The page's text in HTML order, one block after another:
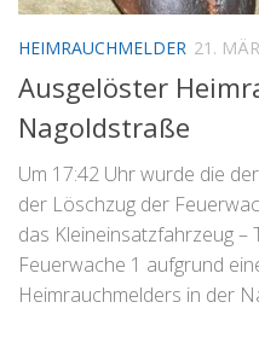
HEIMRAUCHMELDER 21.
Ausgelöster
Nagoldstraße
Um 17:42 Uhr wurde die
der Löschzug der
das Kleineinsatzfahrzeug –
Feuerwache 1 aufgrund
Heimrauchmelders in der